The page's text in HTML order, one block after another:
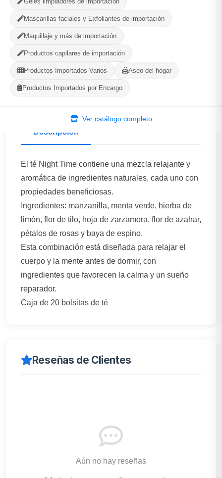
Mascarillas faciales y Exfoliantes de importación
Maquillaje y más de importación
Productos capilares de importación
Productos Importados Varios Aseo del hogar
Productos Importados por Encargo
Ver catálogo completo
PRODUCTOS
--
Ver Tienda
Descripción
El té Night Time contiene una mezcla relajante y
aromática de ingredientes naturales, cada uno con
propiedades beneficiosas.
Ingredientes: manzanilla, menta verde, hierba de
limón, flor de tilo, hoja de zarzamora, flor de azahar,
pétalos de rosas y baya de espino.
Esta combinación está diseñada para relajar el
cuerpo y la mente antes de dormir, con
ingredientes que favorecen la calma y un sueño
reparador.
Caja de 20 bolsitas de té
Reseñas de Clientes
Aún no hay reseñas